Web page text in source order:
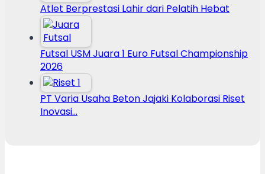
Atlet Berprestasi Lahir dari Pelatih Hebat
Futsal USM Juara 1 Euro Futsal Championship
2026
PT Varia Usaha Beton Jajaki Kolaborasi Riset
Inovasi…